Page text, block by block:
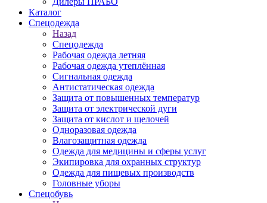
Каталог
Спецодежда
Назад
Спецодежда
Рабочая одежда летняя
Рабочая одежда утеплённая
Сигнальная одежда
Антистатическая одежда
Защита от повышенных температур
Защита от электрической дуги
Защита от кислот и щелочей
Одноразовая одежда
Влагозащитная одежда
Одежда для медицины и сферы услуг
Экипировка для охранных структур
Одежда для пищевых производств
Головные уборы
Спецобувь